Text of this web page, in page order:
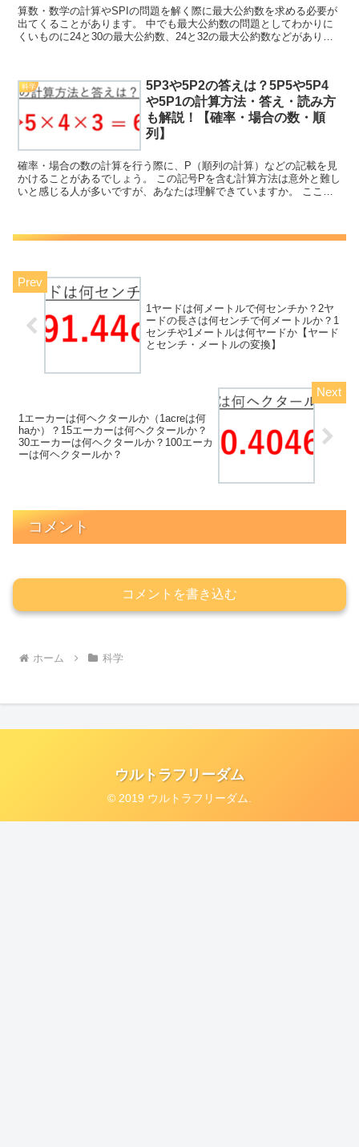
算数・数学の計算やSPIの問題を解く際に最大公約数を求める必要が
出てくることがあります。 中でも最大公約数の問題としてわかりに
くいものに24と30の最大公約数、24と32の最大公約数などがありま
科学
5P3や5P2の答えは？5P5や5P4
や5P1の計算方法・答え・読み方
も解説！【確率・場合の数・順
列】
確率・場合の数の計算を行う際に、P（順列の計算）などの記載を見
かけることがあるでしょう。 この記号Pを含む計算方法は意外と難し
いと感じる人が多いですが、あなたは理解できていますか。 ここで
1ヤードは何メートルで何センチか？2ヤ
ードの長さは何センチで何メートルか？1
センチや1メートルは何ヤードか【ヤード
とセンチ・メートルの変換】
1エーカーは何ヘクタールか（1acreは何
haか）？15エーカーは何ヘクタールか？
30エーカーは何ヘクタールか？100エーカ
ーは何ヘクタールか？
コメント
コメントを書き込む
ホーム 科学
ウルトラフリーダム
© 2019 ウルトラフリーダム.